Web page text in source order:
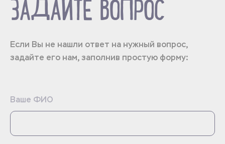
ЗАДАЙТЕ ВОПРОС
Если Вы не нашли ответ на нужный вопрос,
задайте его нам, заполнив простую форму:
Ваше ФИО